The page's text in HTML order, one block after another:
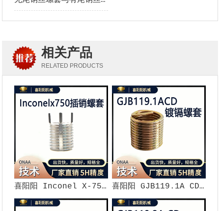
相关产品
RELATED PRODUCTS
喜阳阳 Inconel X-750 高温合金插销螺套（5H 精度） 喜阳阳 GJB119.1A CD 标准镀镉钢丝螺套（5H 精度）